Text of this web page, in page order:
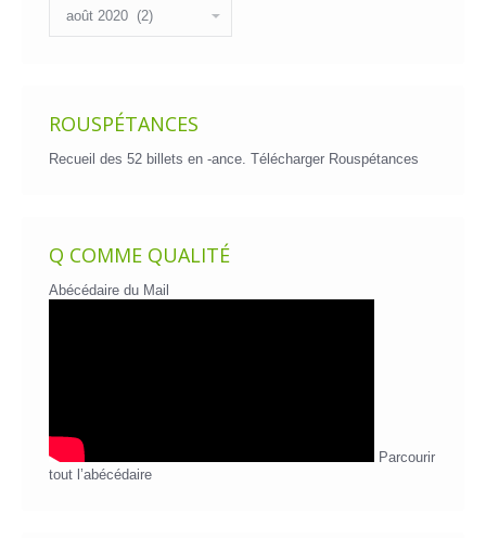
des
billets
ROUSPÉTANCES
Recueil des 52 billets en -ance. Télécharger Rouspétances
Q COMME QUALITÉ
Abécédaire du Mail
Parcourir
tout l’abécédaire